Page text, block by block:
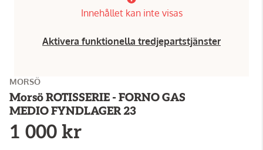
Innehållet kan inte visas
Aktivera funktionella tredjepartstjänster
MORSÖ
Morsö ROTISSERIE - FORNO GAS
MEDIO FYNDLAGER 23
1 000 kr